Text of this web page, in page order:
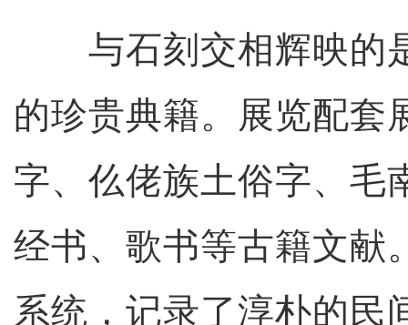
与石刻交相辉映的
的珍贵典籍。展览配套
字、仫佬族土俗字、毛
经书、歌书等古籍文献
系统，记录了淳朴的民